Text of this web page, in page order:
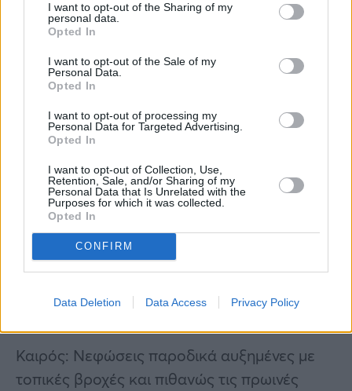
I want to opt-out of the Sharing of my
personal data.
Opted In
I want to opt-out of the Sale of my
Personal Data.
Opted In
I want to opt-out of processing my
Personal Data for Targeted Advertising.
Opted In
I want to opt-out of Collection, Use,
Retention, Sale, and/or Sharing of my
Personal Data that Is Unrelated with the
Purposes for which it was collected.
Opted In
CONFIRM
Data Deletion Data Access Privacy Policy
Ήπειρο από 11 έως τους 16 βαθμούς), 15 έως
(στη Βόρεια Κρήτη έως τους 25 βαθμούς
Κελσίου), 14 έως 21 βαθμούς στα νησιά του
Ανατολικού Αιγαίου και στα Δωδεκάνησα.
Βόρειο Αιγαίο από νότιες διευθύνσεις και
στο Νότιο Αιγαίο από νοτιοδυτικές
διευθύνσεις μέτριοι 4-5 μποφόρ, ενώ στο
Ιόνιο από νότιες διευθύνσεις σχεδόν μέτριοι
4 μποφόρ.
Καιρός: Νεφώσεις παροδικά αυξημένες με
τοπικές βροχές και πιθανώς τις πρωινές